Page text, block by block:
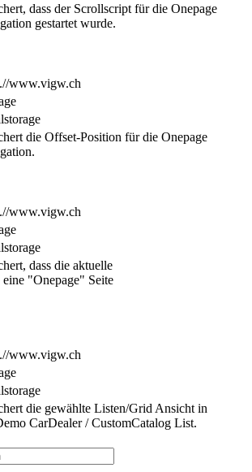
dass der Scrollscript für die Onepage
gestartet wurde.
www.vigw.ch
die Offset-Position für die Onepage
www.vigw.ch
dass die aktuelle
eine "Onepage" Seite
www.vigw.ch
die gewählte Listen/Grid Ansicht in
CarDealer / CustomCatalog List.